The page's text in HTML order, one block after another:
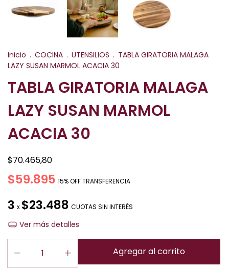
Inicio . COCINA . UTENSILIOS . TABLA GIRATORIA MALAGA
LAZY SUSAN MARMOL ACACIA 30
TABLA GIRATORIA MALAGA
LAZY SUSAN MARMOL
ACACIA 30
$70.465,80
$59.895 15% OFF TRANSFERENCIA
3 x $23.488 CUOTAS SIN INTERÉS
Ver más detalles